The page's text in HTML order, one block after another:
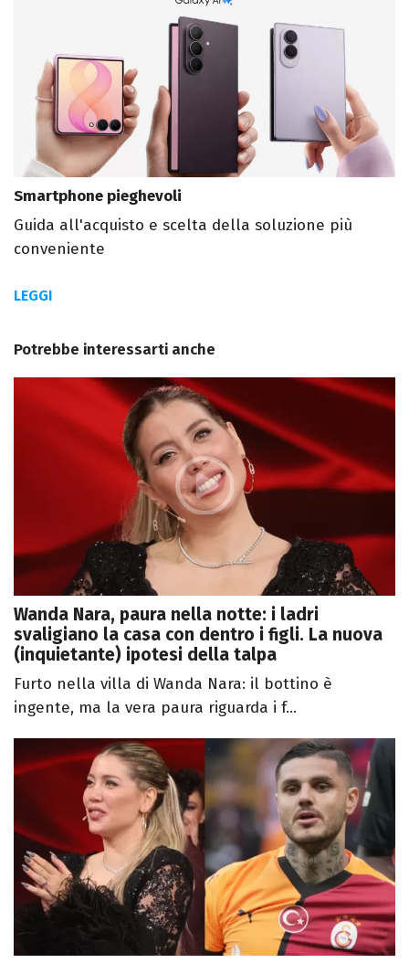
Smartphone pieghevoli
Guida all'acquisto e scelta della soluzione più
conveniente
LEGGI
Potrebbe interessarti anche
Wanda Nara, paura nella notte: i ladri
svaligiano la casa con dentro i figli. La nuova
(inquietante) ipotesi della talpa
Furto nella villa di Wanda Nara: il bottino è
ingente, ma la vera paura riguarda i f...